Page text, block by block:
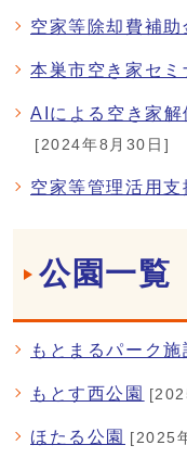
空家等除却費補助
本巣市空き家セミ
AIによる空き家
[2024年8月30日]
空家等管理活用支
公園一覧
もとまるパーク施
もとす西公園
ほたる公園 [2025